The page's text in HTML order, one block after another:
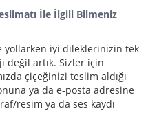
İle İlgili Bilmeniz
yollarken iyi dileklerinizin tek
değil artık. Sizler için
çiçeğinizi teslim aldığı
ya da e-posta adresine
resim ya da ses kaydı